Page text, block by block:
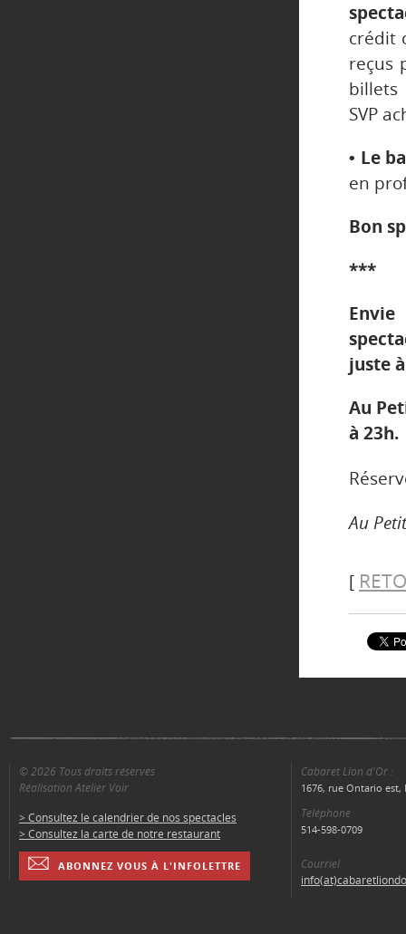
crédit
reçus
billets
SVP
• Le
en
Bon
***
juste
Au
à 23h.
Au
[
© 2026 Tous droits réservés
Réalisation Atelier Voir
> Consultez le calendrier de nos spectacles
> Consultez la carte de notre restaurant
ABONNEZ VOUS À L'INFOLETTRE
Cabaret Lion d'Or :
1676, rue Ontario est,
Téléphone
514-598-0709
Courriel